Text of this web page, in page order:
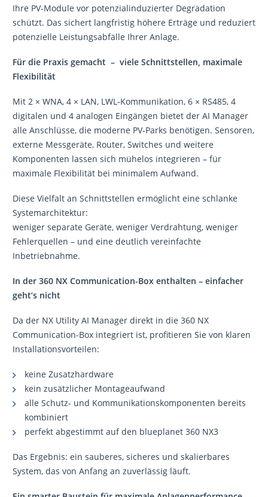
Ihre PV‑Module vor potenzialinduzierter Degradation
schützt. Das sichert langfristig höhere Erträge und reduziert
potenzielle Leistungsabfälle Ihrer Anlage.
Für die Praxis gemacht – viele Schnittstellen, maximale
Flexibilität
Mit 2 × WNA, 4 × LAN, LWL‑Kommunikation, 6 × RS485, 4
digitalen und 4 analogen Eingängen bietet der AI Manager
alle Anschlüsse, die moderne PV‑Parks benötigen. Sensoren,
externe Messgeräte, Router, Switches und weitere
Komponenten lassen sich mühelos integrieren – für
maximale Flexibilität bei minimalem Aufwand.
Diese Vielfalt an Schnittstellen ermöglicht eine schlanke
Systemarchitektur:
weniger separate Geräte, weniger Verdrahtung, weniger
Fehlerquellen – und eine deutlich vereinfachte
Inbetriebnahme.
In der 360 NX Communication-Box enthalten – einfacher
geht’s nicht
Da der NX Utility AI Manager direkt in die 360 NX
Communication-Box integriert ist, profitieren Sie von klaren
Installationsvorteilen:
keine Zusatzhardware
kein zusätzlicher Montageaufwand
alle Schutz- und Kommunikationskomponenten bereits
kombiniert
perfekt abgestimmt auf den blueplanet 360 NX3
Das Ergebnis: ein sauberes, sicheres und skalierbares
System, das von Anfang an zuverlässig läuft.